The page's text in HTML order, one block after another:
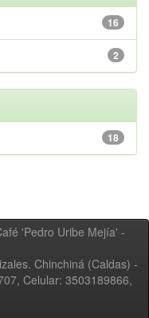
16
2
18
'Pedro Uribe Mejía' -
Chinchiná (Caldas) -
Celular: 3503189866,